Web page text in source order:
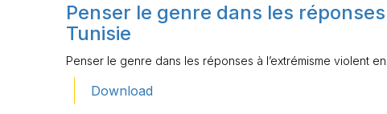
Penser le genre dans les
Tunisie
Penser le genre dans les réponses à l’extrémisme violent
Download